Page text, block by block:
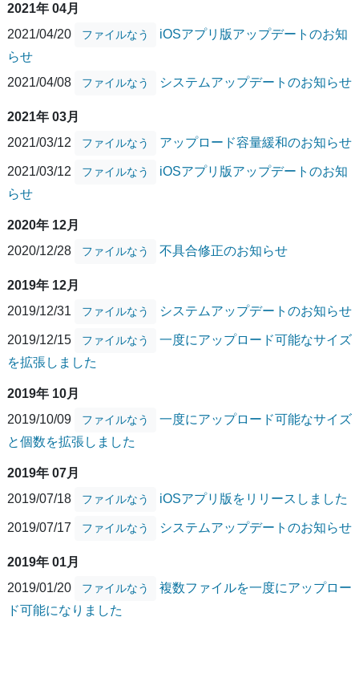
2021年 04月
2021/04/20
ファイルなう
iOSアプリ版アップデートのお知
らせ
2021/04/08
ファイルなう システムアップデートのお知らせ
2021年 03月
2021/03/12
ファイルなう アップロード容量緩和のお知らせ
2021/03/12 ファイルなう
iOSアプリ版アップデートのお知
らせ
2020年 12月
2020/12/28
ファイルなう 不具合修正のお知らせ
2019年 12月
2019/12/31
ファイルなう システムアップデートのお知らせ
2019/12/15 ファイルなう
一度にアップロード可能なサイズ
を拡張しました
2019年 10月
2019/10/09
ファイルなう
一度にアップロード可能なサイズ
と個数を拡張しました
2019年 07月
2019/07/18
ファイルなう iOSアプリ版をリリースしました
2019/07/17 ファイルなう システムアップデートのお知らせ
2019年 01月
2019/01/20
ファイルなう
複数ファイルを一度にアップロー
ド可能になりました